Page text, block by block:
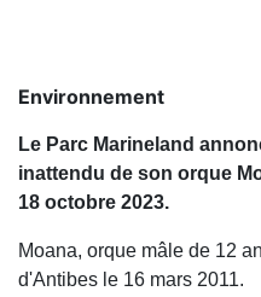
Environnement
Le Parc Marineland
inattendu de son orque
18 octobre 2023.
Moana, orque mâle de 12
d'Antibes le 16 mars 2011.